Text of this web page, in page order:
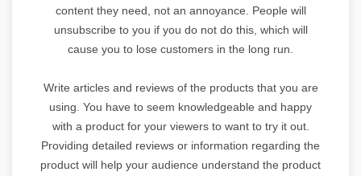
content they need, not an annoyance. People will
unsubscribe to you if you do not do this, which will
cause you to lose customers in the long run.
Write articles and reviews of the products that you are
using. You have to seem knowledgeable and happy
with a product for your viewers to want to try it out.
Providing detailed reviews or information regarding the
product will help your audience understand the product